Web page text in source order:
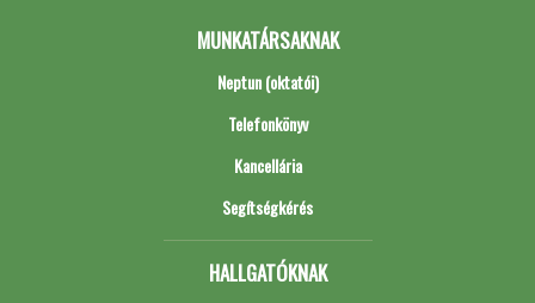
MUNKATÁRSAKNAK
Neptun (oktatói)
Telefonkönyv
Kancellária
Segítségkérés
HALLGATÓKNAK